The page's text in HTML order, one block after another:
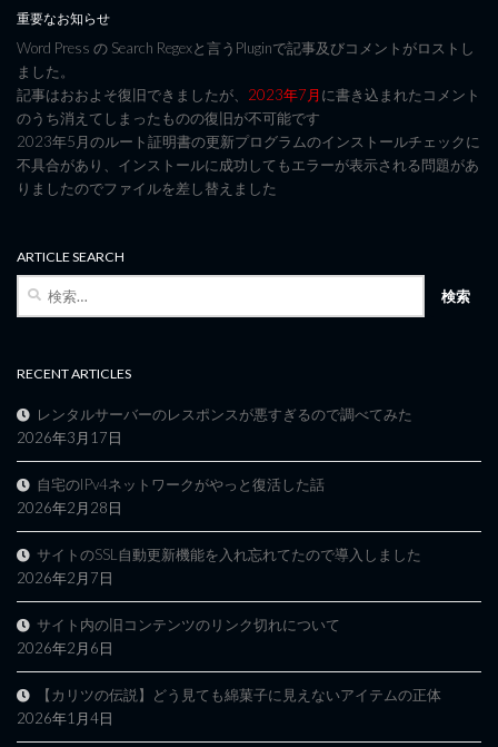
重要なお知らせ
Word Press の Search Regexと言うPluginで記事及びコメントがロストし
ました。
記事はおおよそ復旧できましたが、 2023年7月に書き込まれたコメント
のうち消えてしまったものの復旧が不可能です
2023年5月のルート証明書の更新プログラムのインストールチェックに
不具合があり、インストールに成功してもエラーが表示される問題があ
りましたのでファイルを差し替えました
ARTICLE SEARCH
検
RECENT ARTICLES
レンタルサーバーのレスポンスが悪すぎるので調べてみた
2026年3月17日
自宅のIPv4ネットワークがやっと復活した話
2026年2月28日
サイトのSSL自動更新機能を入れ忘れてたので導入しました
2026年2月7日
サイト内の旧コンテンツのリンク切れについて
2026年2月6日
【カリツの伝説】どう見ても綿菓子に見えないアイテムの正体
2026年1月4日